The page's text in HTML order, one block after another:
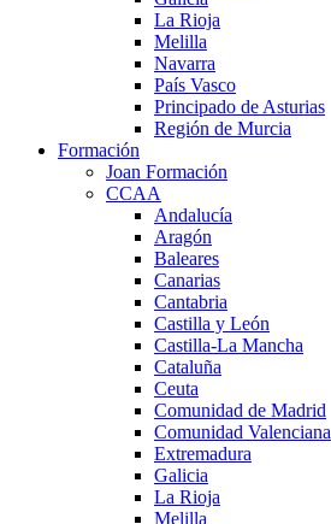
La Rioja
Melilla
Navarra
País Vasco
Principado de Asturias
Región de Murcia
Formación
Joan Formación
CCAA
Andalucía
Aragón
Baleares
Canarias
Cantabria
Castilla y León
Castilla-La Mancha
Cataluña
Ceuta
Comunidad de Madrid
Comunidad Valenciana
Extremadura
Galicia
La Rioja
Melilla